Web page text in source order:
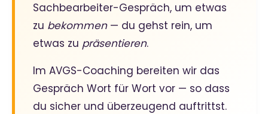
Sachbearbeiter-Gespräch, um etwas
zu bekommen— du gehst rein, um
etwas zu präsentieren.
Im AVGS-Coaching bereiten wir das
Gespräch Wort für Wort vor — so dass
du sicher und überzeugend auftrittst.